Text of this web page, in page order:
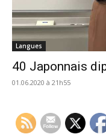
Langues
40 Japonnais
01.06.2020 à 21h55